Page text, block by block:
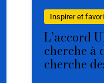
Inspirer et
L’accord
cherche à
cherche